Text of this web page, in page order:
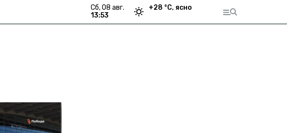
сб, 08 авг.
13:53
+28 °С, ясно